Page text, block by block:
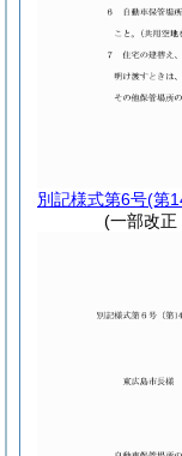
別記様式第6号(第
(一部改正